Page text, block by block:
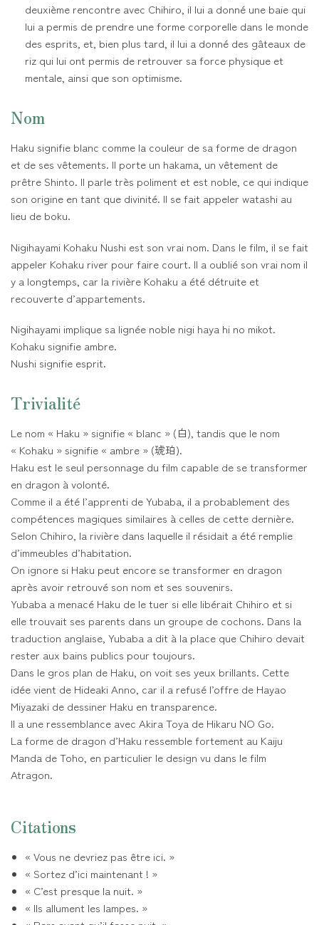
deuxième rencontre avec Chihiro, il lui a donné une baie qui
lui a permis de prendre une forme corporelle dans le monde
des esprits, et, bien plus tard, il lui a donné des gâteaux de
riz qui lui ont permis de retrouver sa force physique et
mentale, ainsi que son optimisme.
Nom
Haku signifie blanc comme la couleur de sa forme de dragon
et de ses vêtements. Il porte un hakama, un vêtement de
prêtre Shinto. Il parle très poliment et est noble, ce qui indique
son origine en tant que divinité. Il se fait appeler watashi au
lieu de boku.
Nigihayami Kohaku Nushi est son vrai nom. Dans le film, il se fait
appeler Kohaku river pour faire court. Il a oublié son vrai nom il
y a longtemps, car la rivière Kohaku a été détruite et
recouverte d’appartements.
Nigihayami implique sa lignée noble nigi haya hi no mikot.
Kohaku signifie ambre.
Nushi signifie esprit.
Trivialité
Le nom « Haku » signifie « blanc » (白), tandis que le nom
« Kohaku » signifie « ambre » (琥珀).
Haku est le seul personnage du film capable de se transformer
en dragon à volonté.
Comme il a été l’apprenti de Yubaba, il a probablement des
compétences magiques similaires à celles de cette dernière.
Selon Chihiro, la rivière dans laquelle il résidait a été remplie
d’immeubles d’habitation.
On ignore si Haku peut encore se transformer en dragon
après avoir retrouvé son nom et ses souvenirs.
Yubaba a menacé Haku de le tuer si elle libérait Chihiro et si
elle trouvait ses parents dans un groupe de cochons. Dans la
traduction anglaise, Yubaba a dit à la place que Chihiro devait
rester aux bains publics pour toujours.
Dans le gros plan de Haku, on voit ses yeux brillants. Cette
idée vient de Hideaki Anno, car il a refusé l’offre de Hayao
Miyazaki de dessiner Haku en transparence.
Il a une ressemblance avec Akira Toya de Hikaru NO Go.
La forme de dragon d’Haku ressemble fortement au Kaiju
Manda de Toho, en particulier le design vu dans le film
Atragon.
Citations
« Vous ne devriez pas être ici. »
« Sortez d’ici maintenant ! »
« C’est presque la nuit. »
« Ils allument les lampes. »